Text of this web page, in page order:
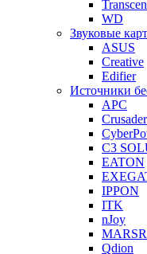
WD
Звуковые
ASUS
Creative
Edifier
Источники
APC
Crusader
C3
EATON
IPPON
ITK
nJoy
Qdion